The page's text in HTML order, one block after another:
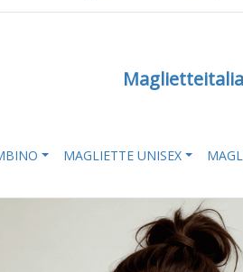
MAGLIETTE UNISEX